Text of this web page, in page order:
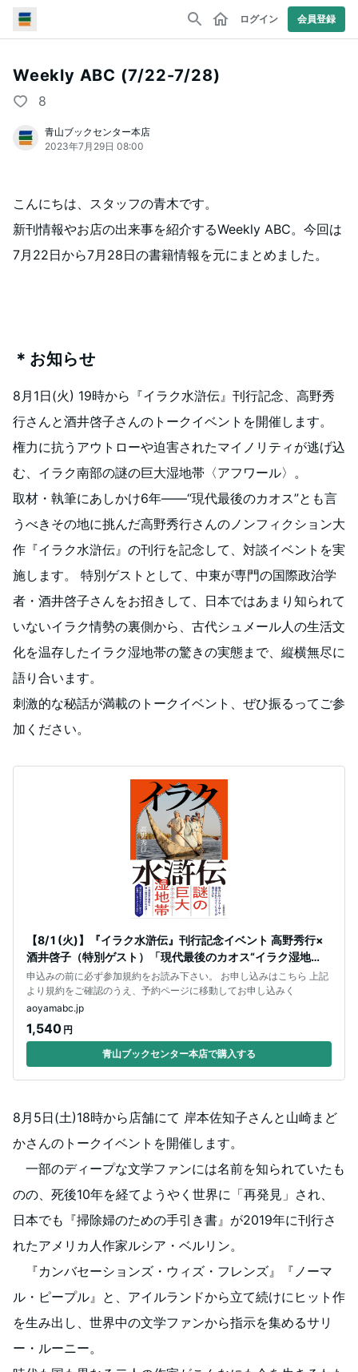
ログイン 会員登録
Weekly ABC (7/22-7/28)
8
青山ブックセンター本店
2023年7月29日 08:00
こんにちは、スタッフの青木です。
新刊情報やお店の出来事を紹介するWeekly ABC。今回は
7月22日から7月28日の書籍情報を元にまとめました。
＊お知らせ
8月1日(火) 19時から『イラク水滸伝』刊行記念、高野秀
行さんと酒井啓子さんのトークイベントを開催します。
権力に抗うアウトローや迫害されたマイノリティが逃げ込
む、イラク南部の謎の巨大湿地帯〈アフワール〉。
取材・執筆にあしかけ6年――“現代最後のカオス”とも言
うべきその地に挑んだ高野秀行さんのノンフィクション大
作『イラク水滸伝』の刊行を記念して、対談イベントを実
施します。 特別ゲストとして、中東が専門の国際政治学
者・酒井啓子さんをお招きして、日本ではあまり知られて
いないイラク情勢の裏側から、古代シュメール人の生活文
化を温存したイラク湿地帯の驚きの実態まで、縦横無尽に
語り合います。
刺激的な秘話が満載のトークイベント、ぜひ振るってご参
加ください。
【8/ 1 (火)】『イラク水滸伝』刊行記念イベント 高野秀行×
酒井啓子（特別ゲスト）「現代最後のカオス“イラク湿地
帯”」
申込みの前に必ず参加規約をお読み下さい。 お申し込みはこちら 上記
より規約をご確認のうえ、予約ページに移動してお申し込みく
aoyamabc.jp
1,540 円
青山ブックセンター本店で購入する
8月5日(土)18時から店舗にて 岸本佐知子さんと山崎まど
かさんのトークイベントを開催します。
一部のディープな文学ファンには名前を知られていたも
のの、死後10年を経てようやく世界に「再発見」され、
日本でも『掃除婦のための手引き書』が2019年に刊行さ
れたアメリカ人作家ルシア・ベルリン。
『カンバセーションズ・ウィズ・フレンズ』『ノーマ
ル・ピープル』と、アイルランドから立て続けにヒット作
を生み出し、世界中の文学ファンから指示を集めるサリ
ー・ルーニー。